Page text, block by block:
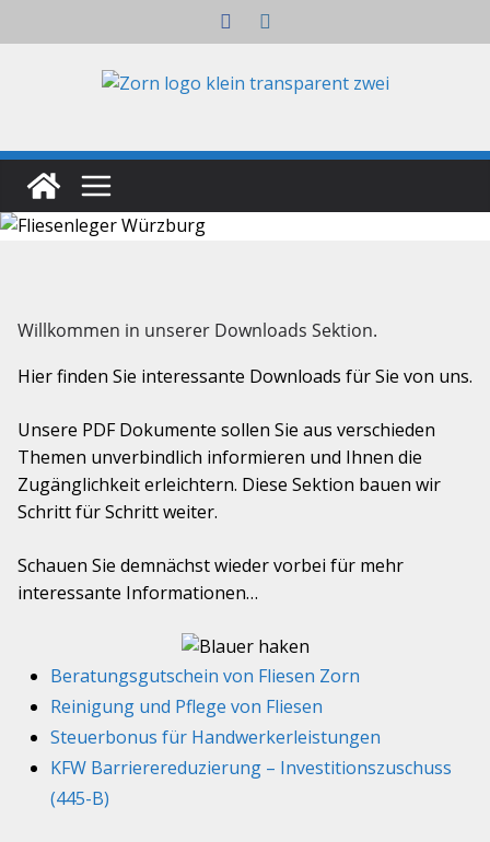
Inhalt
Willkommen in unserer Downloads Sektion.
Hier finden Sie interessante Downloads für Sie von uns.
Unsere PDF Dokumente sollen Sie aus verschieden
Themen unverbindlich informieren und Ihnen die
Zugänglichkeit erleichtern. Diese Sektion bauen wir
Schritt für Schritt weiter.
Schauen Sie demnächst wieder vorbei für mehr
interessante Informationen…
Beratungsgutschein von Fliesen Zorn
Reinigung und Pflege von Fliesen
Steuerbonus für Handwerkerleistungen
KFW Barrierereduzierung – Investitionszuschuss
(445-B)